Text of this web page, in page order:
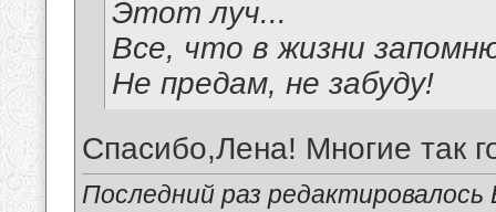
Этот луч...
Все, что в жизни
Не предам, не забуду!
Спасибо,Лена! Многие так
Последний раз